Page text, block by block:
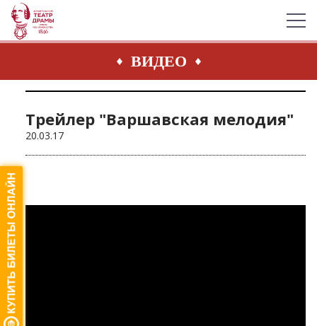
ВИДЕО
Трейлер "Варшавская мелодия"
20.03.17